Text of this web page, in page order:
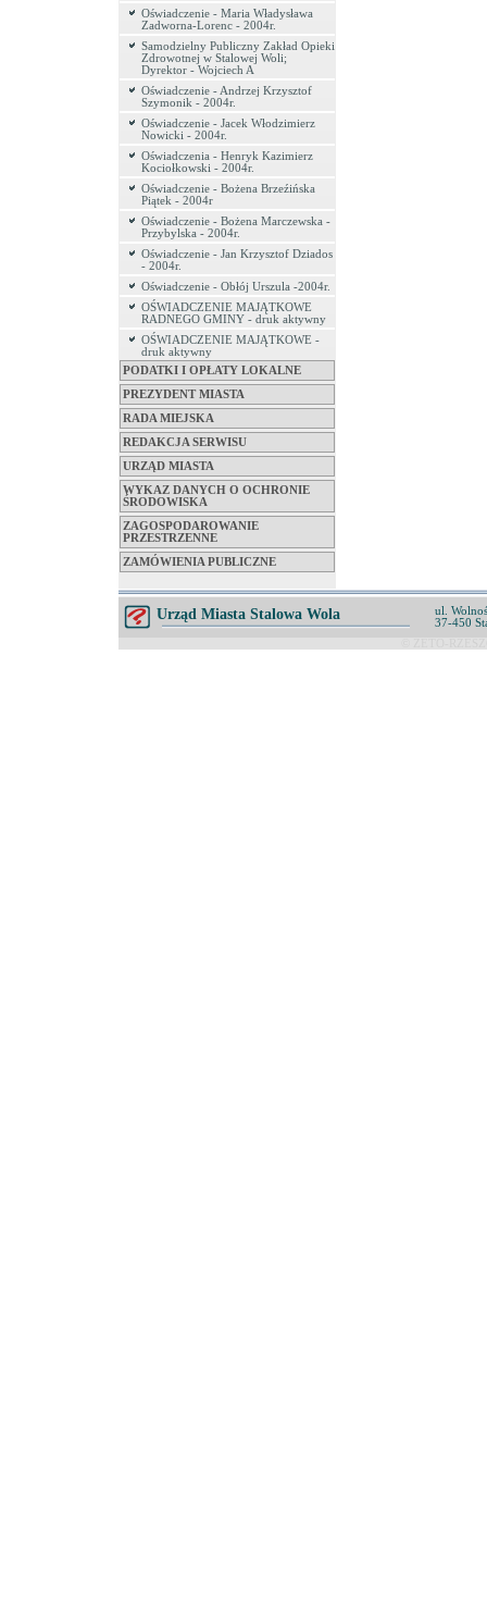
Oświadczenie - Maria Władysława
Zadworna-Lorenc - 2004r.
Samodzielny Publiczny Zakład Opieki
Zdrowotnej w Stalowej Woli;
Dyrektor - Wojciech A
Oświadczenie - Andrzej Krzysztof
Szymonik - 2004r.
Oświadczenie - Jacek Włodzimierz
Nowicki - 2004r.
Oświadczenia - Henryk Kazimierz
Kociołkowski - 2004r.
Oświadczenie - Bożena Brzeźińska
Piątek - 2004r
Oświadczenie - Bożena Marczewska -
Przybylska - 2004r.
Oświadczenie - Jan Krzysztof Dziados
- 2004r.
Oświadczenie - Obłój Urszula -2004r.
OŚWIADCZENIE MAJĄTKOWE
RADNEGO GMINY - druk aktywny
OŚWIADCZENIE MAJĄTKOWE -
druk aktywny
PODATKI I OPŁATY LOKALNE
PREZYDENT MIASTA
RADA MIEJSKA
REDAKCJA SERWISU
URZĄD MIASTA
WYKAZ DANYCH O OCHRONIE
ŚRODOWISKA
ZAGOSPODAROWANIE
PRZESTRZENNE
ZAMÓWIENIA PUBLICZNE
Urząd Miasta Stalowa Wola
ul.
37-450